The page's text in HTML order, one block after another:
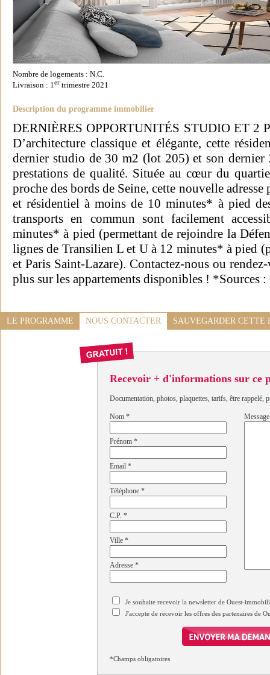
Nombre de logements : N.C.
Livraison : 1er trimestre 2021
Description du programme immobilier
DERNIÈRES OPPORTUNITÉS STUDIO ET 2
D’architecture classique et élégante, cette
dernier studio de 30 m2 (lot 205) et son
prestations de qualité. Située au cœur du
proche des bords de Seine, cette nouvelle
et résidentiel à moins de 10 minutes* à pied
transports en commun sont facilement
minutes* à pied (permettant de rejoindre la
lignes de Transilien L et U à 12 minutes* à pied
et Paris Saint-Lazare). Contactez-nous ou
plus sur les appartements disponibles ! *Sources
LE PROGRAMME NOUS CONTACTER SAUVEGARDER CETTE
Recevoir + d'informations sur ce
Documentation, photos, plaquettes, tarifs, être rappelé,
Nom *
Prénom *
Email *
Téléphone *
C.P. *
Ville *
Adresse *
Message
Je souhaite recevoir la newsletter de Ouest-
J'accepte de recevoir les offres des partenaires de
*Champs obligatoires